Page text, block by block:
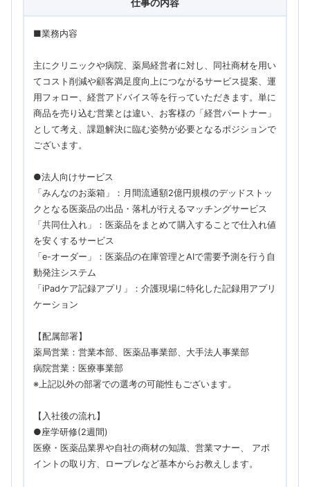
仕事の内容
■業務内容
主にクリニックや病院、薬局経営者に対し、同社商材を用い
てコスト削減や顧客満足度向上につながるサービス提案、運
用フォロー、経営アドバイス等を行っていただきます。単に
商品を売り込む営業とは違い、お客様の「経営パートナー」
として考え、課題解決に臨む姿勢が必要となるポジションで
ございます。
●法人向けサービス
「みんなのお薬箱」：月間流通額2億円規模のデッドストッ
クとなる医薬品の出品・落札が行えるマッチングサービス
「共同仕入れ」：医薬品をまとめて購入することで仕入れ値
を安くするサービス
「e-オーダー」：医薬品の在庫管理とAIで需要予測を行う自
動発注システム
「iPadケア記録アプリ」：介護現場に特化した記録用アプリ
ケーション
【配属部署】
薬局営業：営業本部、医薬品事業部、大手法人事業部
病院営業：医療事業部
※上記以外の部署での選考の可能性もございます。
【入社後の流れ】
●座学研修(2週間)
医療・医薬品業界や自社の商材の知識、営業マナー、 アポ
イントの取り方、ロープレなど基本からお教えします。